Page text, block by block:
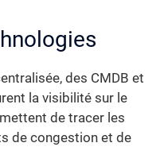
des CMDB et
la visibilité sur le
de tracer les
de congestion et de